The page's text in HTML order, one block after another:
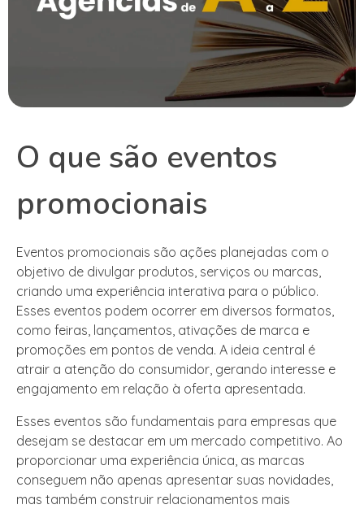
O que são eventos
promocionais
Eventos promocionais são ações planejadas com o
objetivo de divulgar produtos, serviços ou marcas,
criando uma experiência interativa para o público.
Esses eventos podem ocorrer em diversos formatos,
como feiras, lançamentos, ativações de marca e
promoções em pontos de venda. A ideia central é
atrair a atenção do consumidor, gerando interesse e
engajamento em relação à oferta apresentada.
Esses eventos são fundamentais para empresas que
desejam se destacar em um mercado competitivo. Ao
proporcionar uma experiência única, as marcas
conseguem não apenas apresentar suas novidades,
mas também construir relacionamentos mais